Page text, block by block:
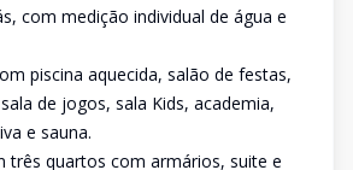
com medição individual de água e
piscina aquecida, salão de festas,
de jogos, sala Kids, academia,
e sauna.
três quartos com armários, suite e